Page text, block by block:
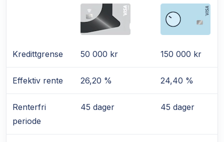
Kredittgrense 50 000 kr 150 000 kr
Effektiv rente 26,20 % 24,40 %
Renterfri
periode
45 dager 45 dager